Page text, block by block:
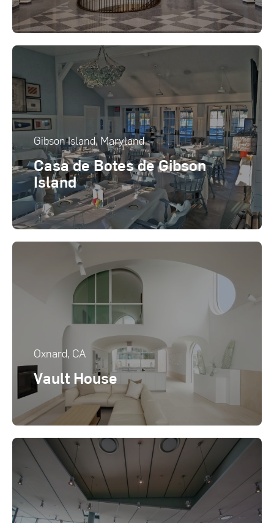
Gibson Island, Maryland
Casa de Botes de Gibson
Island
Oxnard, CA
Vault House